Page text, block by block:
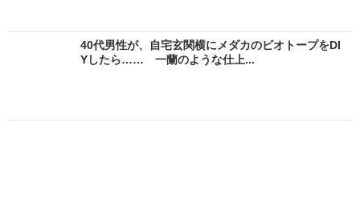
40代男性が、自宅玄関横にメダカのビオトープをDI
Yしたら…… 一蘭のような仕上...